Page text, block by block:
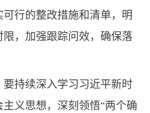
行的整改措施和清单，明
限，加强跟踪问效，确保落
要持续深入学习习近平新时
义思想，深刻领悟“两个确